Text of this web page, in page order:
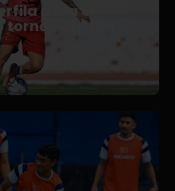
para el
en Liga